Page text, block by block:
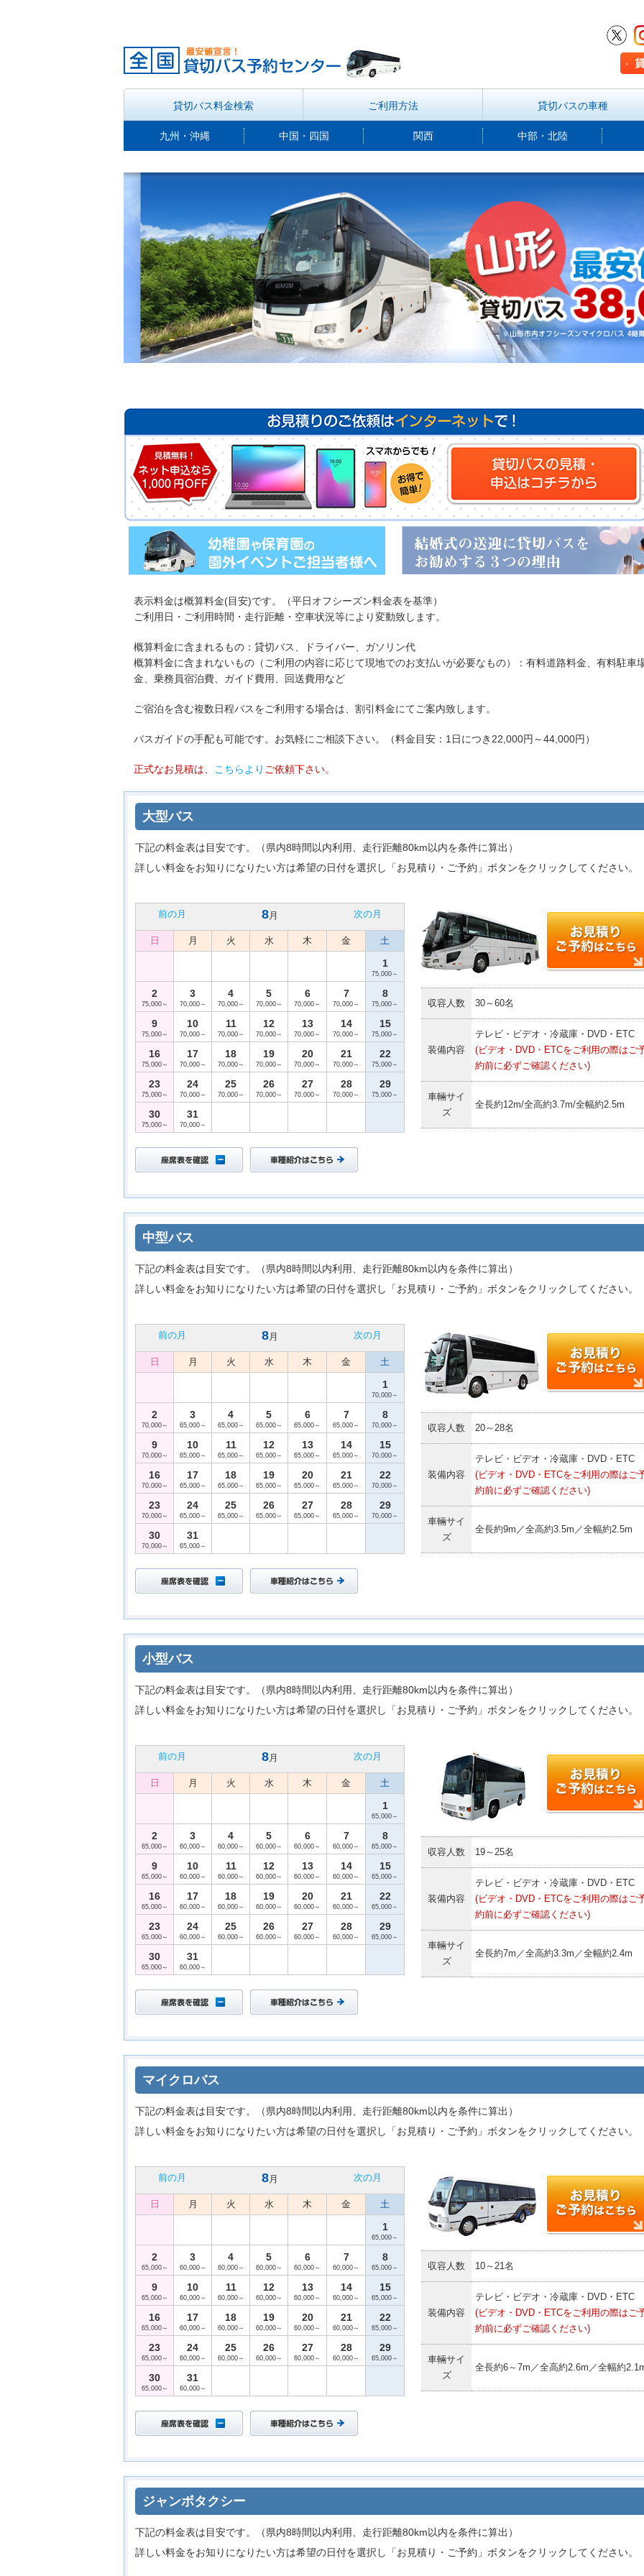
貸切バス料金検索 ご利用方法 貸切バスの車種
九州・沖縄 中国・四国 関西 中部・北陸
・表示料金は概算料金(目安)です。（平日オフシーズン料金表を基準）
ご利用日・ご利用時間・走行距離・空車状況等により変動致します。
・概算料金に含まれるもの：貸切バス、ドライバー、ガソリン代
概算料金に含まれないもの（ご利用の内容に応じて現地でのお支払いが必要なもの）：有料道路料金、有料駐車
金、乗務員宿泊費、ガイド費用、回送費用など
・ご宿泊を含む複数日程バスをご利用する場合は、割引料金にてご案内致します。
・バスガイドの手配も可能です。お気軽にご相談下さい。（料金目安：1日につき22,000円～44,000円）
・正式なお見積は、 こちらより ご依頼下さい。
大型バス
下記の料金表は目安です。（県内8時間以内利用、走行距離80km以内を条件に算出）
詳しい料金をお知りになりたい方は希望の日付を選択し「お見積り・ご予約」ボタンをクリックしてください。
前の月 8 月 次の月
日 月 火 水 木 金 土
1
75,000～
2
75,000～
3
70,000～
4
70,000～
5
70,000～
6
70,000～
7
70,000～
8
75,000～
9
75,000～
10
70,000～
11
70,000～
12
70,000～
13
70,000～
14
70,000～
15
75,000～
16
75,000～
17
70,000～
18
70,000～
19
70,000～
20
70,000～
21
70,000～
22
75,000～
23
75,000～
24
70,000～
25
70,000～
26
70,000～
27
70,000～
28
70,000～
29
75,000～
30
75,000～
31
70,000～
収容人数 30～60名
装備内容
テレビ・ビデオ・冷蔵庫・DVD・ETC
(ビデオ・DVD・ETCをご利用の際はご
約前に必ずご確認ください)
車輛サイ
ズ
全長約12m/全高約3.7m/全幅約2.5m
中型バス
下記の料金表は目安です。（県内8時間以内利用、走行距離80km以内を条件に算出）
詳しい料金をお知りになりたい方は希望の日付を選択し「お見積り・ご予約」ボタンをクリックしてください。
前の月 8 月 次の月
日 月 火 水 木 金 土
1
70,000～
2
70,000～
3
65,000～
4
65,000～
5
65,000～
6
65,000～
7
65,000～
8
70,000～
9
70,000～
10
65,000～
11
65,000～
12
65,000～
13
65,000～
14
65,000～
15
70,000～
16
70,000～
17
65,000～
18
65,000～
19
65,000～
20
65,000～
21
65,000～
22
70,000～
23
70,000～
24
65,000～
25
65,000～
26
65,000～
27
65,000～
28
65,000～
29
70,000～
30
70,000～
31
65,000～
収容人数 20～28名
装備内容
テレビ・ビデオ・冷蔵庫・DVD・ETC
(ビデオ・DVD・ETCをご利用の際はご
約前に必ずご確認ください)
車輛サイ
ズ
全長約9m／全高約3.5m／全幅約2.5m
小型バス
下記の料金表は目安です。（県内8時間以内利用、走行距離80km以内を条件に算出）
詳しい料金をお知りになりたい方は希望の日付を選択し「お見積り・ご予約」ボタンをクリックしてください。
前の月 8 月 次の月
日 月 火 水 木 金 土
1
65,000～
2
65,000～
3
60,000～
4
60,000～
5
60,000～
6
60,000～
7
60,000～
8
65,000～
9
65,000～
10
60,000～
11
60,000～
12
60,000～
13
60,000～
14
60,000～
15
65,000～
16
65,000～
17
60,000～
18
60,000～
19
60,000～
20
60,000～
21
60,000～
22
65,000～
23
65,000～
24
60,000～
25
60,000～
26
60,000～
27
60,000～
28
60,000～
29
65,000～
30
65,000～
31
60,000～
収容人数 19～25名
装備内容
テレビ・ビデオ・冷蔵庫・DVD・ETC
(ビデオ・DVD・ETCをご利用の際はご
約前に必ずご確認ください)
車輛サイ
ズ
全長約7m／全高約3.3m／全幅約2.4m
マイクロバス
下記の料金表は目安です。（県内8時間以内利用、走行距離80km以内を条件に算出）
詳しい料金をお知りになりたい方は希望の日付を選択し「お見積り・ご予約」ボタンをクリックしてください。
前の月 8 月 次の月
日 月 火 水 木 金 土
1
65,000～
2
65,000～
3
60,000～
4
60,000～
5
60,000～
6
60,000～
7
60,000～
8
65,000～
9
65,000～
10
60,000～
11
60,000～
12
60,000～
13
60,000～
14
60,000～
15
65,000～
16
65,000～
17
60,000～
18
60,000～
19
60,000～
20
60,000～
21
60,000～
22
65,000～
23
65,000～
24
60,000～
25
60,000～
26
60,000～
27
60,000～
28
60,000～
29
65,000～
30
65,000～
31
60,000～
収容人数 10～21名
装備内容
テレビ・ビデオ・冷蔵庫・DVD・ETC
(ビデオ・DVD・ETCをご利用の際はご
約前に必ずご確認ください)
車輛サイ
ズ
全長約6～7m／全高約2.6m／全幅約
ジャンボタクシー
下記の料金表は目安です。（県内8時間以内利用、走行距離80km以内を条件に算出）
詳しい料金をお知りになりたい方は希望の日付を選択し「お見積り・ご予約」ボタンをクリックしてください。